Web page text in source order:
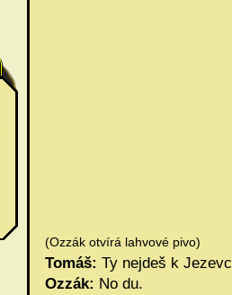
(Ozzák otvírá lahvové pivo)
Tomáš: Ty nejdeš k
Ozzák: No du.